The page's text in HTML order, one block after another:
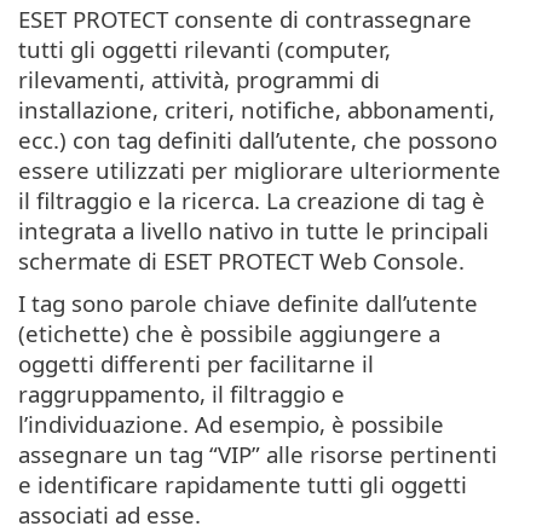
ESET PROTECT consente di contrassegnare
tutti gli oggetti rilevanti (computer,
rilevamenti, attività, programmi di
installazione, criteri, notifiche, abbonamenti,
ecc.) con tag definiti dall’utente, che possono
essere utilizzati per migliorare ulteriormente
il filtraggio e la ricerca. La creazione di tag è
integrata a livello nativo in tutte le principali
schermate di ESET PROTECT Web Console.
I tag sono parole chiave definite dall’utente
(etichette) che è possibile aggiungere a
oggetti differenti per facilitarne il
raggruppamento, il filtraggio e
l’individuazione. Ad esempio, è possibile
assegnare un tag “VIP” alle risorse pertinenti
e identificare rapidamente tutti gli oggetti
associati ad esse.